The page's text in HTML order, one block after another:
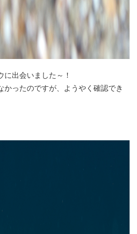
に出会いました～！
かったのですが、ようやく確認でき